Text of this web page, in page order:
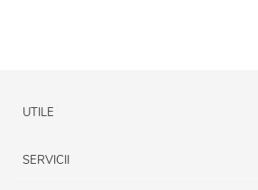
UTILE
SERVICII